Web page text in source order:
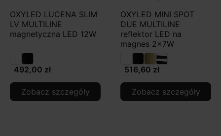
OXYLED LUCENA SLIM
LV MULTILINE
magnetyczna LED 12W
492,00 zł
Zobacz szczegóły
OXYLED MINI SPOT
DUE MULTILINE
reflektor LED na
magnes 2x7W
516,60 zł
Zobacz szczegóły